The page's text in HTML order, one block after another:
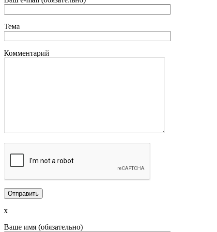
Тема
Комментарий
x
Ваше имя (обязательно)